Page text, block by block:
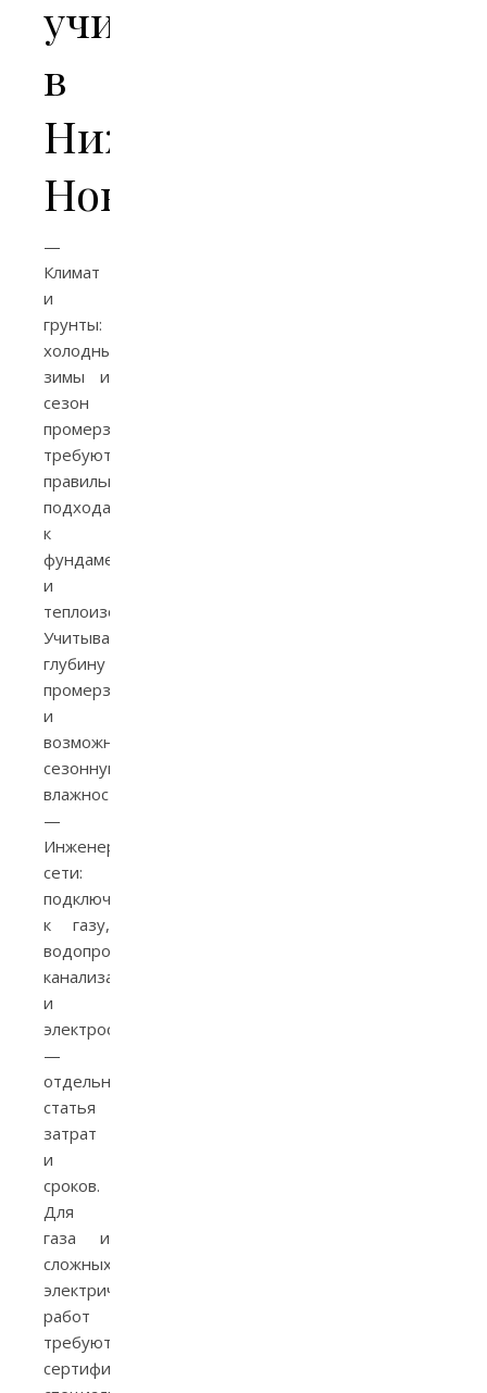
учитывать
в
Нижнем
Новгороде
—
Климат
и
грунты:
холодные
зимы и
сезон
промерзания
требуют
правильного
подхода
к
фундаменту
и
теплоизоляции.
Учитывайте
глубину
промерзания
и
возможную
сезонную
влажность.
—
Инженерные
сети:
подключение
к газу,
водопроводу,
канализации
и
электроснабжению
—
отдельная
статья
затрат
и
сроков.
Для
газа и
сложных
электрических
работ
требуются
сертифицированные